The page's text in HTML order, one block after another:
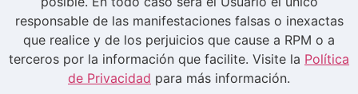
responsable de las manifestaciones falsas o inexactas
que realice y de los perjuicios que cause a RPM o a
terceros por la información que facilite. Visite la Política
de Privacidad para más información.